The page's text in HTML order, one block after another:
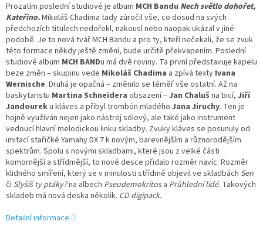
Prozatím poslední studiové je album MCH Bandu Nech světlo dohořet,
Kateřino.Mikoláš Chadima tady zúročil vše, co dosud na svých
předchozích titulech nedořekl, nakousl nebo naopak ukázal v jiné
podobě. Je to nová tvář MCH Bandu a pro ty, kteří nečekali, že se zvuk
této formace někdy ještě změní, bude určitě překvapením. Poslední
studiové album MCH BANDu má dvě roviny. Ta první představuje kapelu
beze změn – skupinu vede Mikoláš Chadima a zpívá texty Ivana
Wernische. Druhá je opačná – změnilo se téměř vše ostatní. Až na
baskytaristu Martina Schneidera obsazení –Jan Chaluš na bicí, Jiří
Jandoureku kláves a přibyl trombón mladého Jana Jiruchy. Ten je
hojně využíván nejen jako nástroj sólový, ale také jako instrument
vedoucí hlavní melodickou linku skladby. Zvuky kláves se posunuly od
imitací stařičké Yamahy DX 7 k novým, barevnějším a různorodějším
spektrům. Spolu s novými skladbami, které jsou z velké části
komornější a střídmější, to nové desce přidalo rozměr navíc. Rozměr
klidného smíření, který se v minulosti střídmě objevil ve skladbách Sen
či Slyšíš ty ptáky?na albech Pseudemokritosa Průhlední lidé. Takových
skladeb má nová deska několik. CD digipack.
Detailní informace